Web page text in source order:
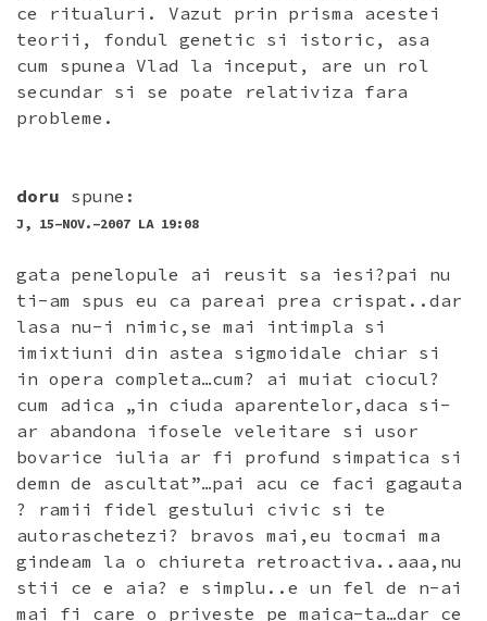
ce ritualuri. Vazut prin prisma acestei
teorii, fondul genetic si istoric, asa
cum spunea Vlad la inceput, are un rol
secundar si se poate relativiza fara
probleme.
doru spune:
J, 15-NOV.-2007 LA 19:08
gata penelopule ai reusit sa iesi?pai nu
ti-am spus eu ca pareai prea crispat..dar
lasa nu-i nimic,se mai intimpla si
imixtiuni din astea sigmoidale chiar si
in opera completa…cum? ai muiat ciocul?
cum adica „in ciuda aparentelor,daca si-
ar abandona ifosele veleitare si usor
bovarice iulia ar fi profund simpatica si
demn de ascultat”…pai acu ce faci gagauta
? ramii fidel gestului civic si te
autoraschetezi? bravos mai,eu tocmai ma
gindeam la o chiureta retroactiva..aaa,nu
stii ce e aia? e simplu..e un fel de n-ai
mai fi care o priveste pe maica-ta…dar ce